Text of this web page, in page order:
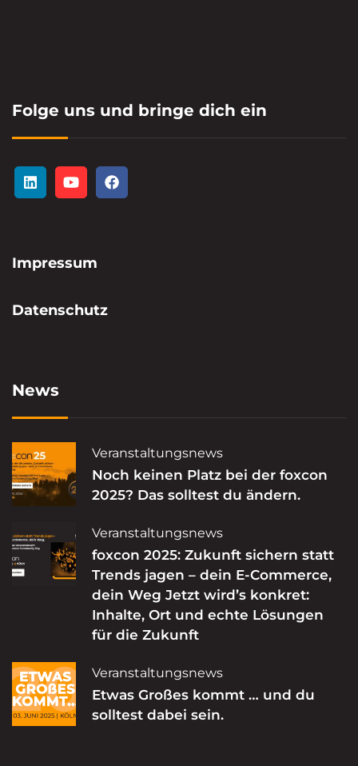
Folge uns und bringe dich ein
Impressum
Datenschutz
News
Veranstaltungsnews
Noch keinen Platz bei der foxcon
2025? Das solltest du ändern.
Veranstaltungsnews
foxcon 2025: Zukunft sichern statt
Trends jagen – dein E-Commerce,
dein Weg Jetzt wird’s konkret:
Inhalte, Ort und echte Lösungen
für die Zukunft
Veranstaltungsnews
Etwas Großes kommt … und du
solltest dabei sein.